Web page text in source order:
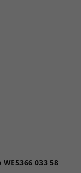
033 58